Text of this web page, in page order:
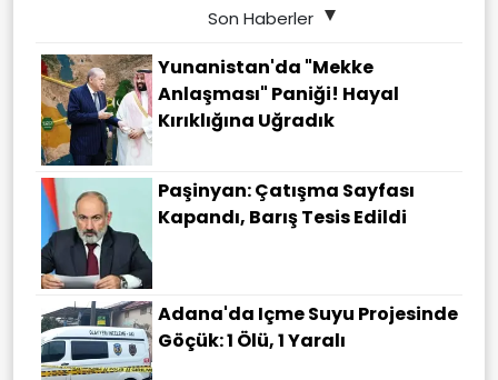
Son Haberler
Yunanistan'da "Mekke
Anlaşması" Paniği! Hayal
Kırıklığına Uğradık
Paşinyan: Çatışma Sayfası
Kapandı, Barış Tesis Edildi
Adana'da Içme Suyu Projesinde
Göçük: 1 Ölü, 1 Yaralı